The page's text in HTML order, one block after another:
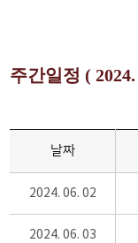
주간일정 ( 2024.
날짜
2024. 06. 02
2024. 06. 03